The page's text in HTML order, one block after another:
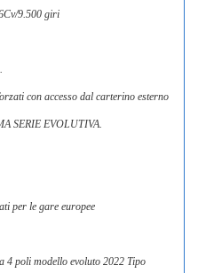
9.500 giri
con accesso dal carterino esterno
SERIE EVOLUTIVA.
per le gare europee
4 poli modello evoluto 2022 Tipo